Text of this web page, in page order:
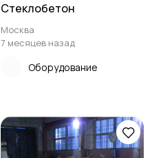
Стеклобетон
Москва
7 месяцев назад
Оборудование